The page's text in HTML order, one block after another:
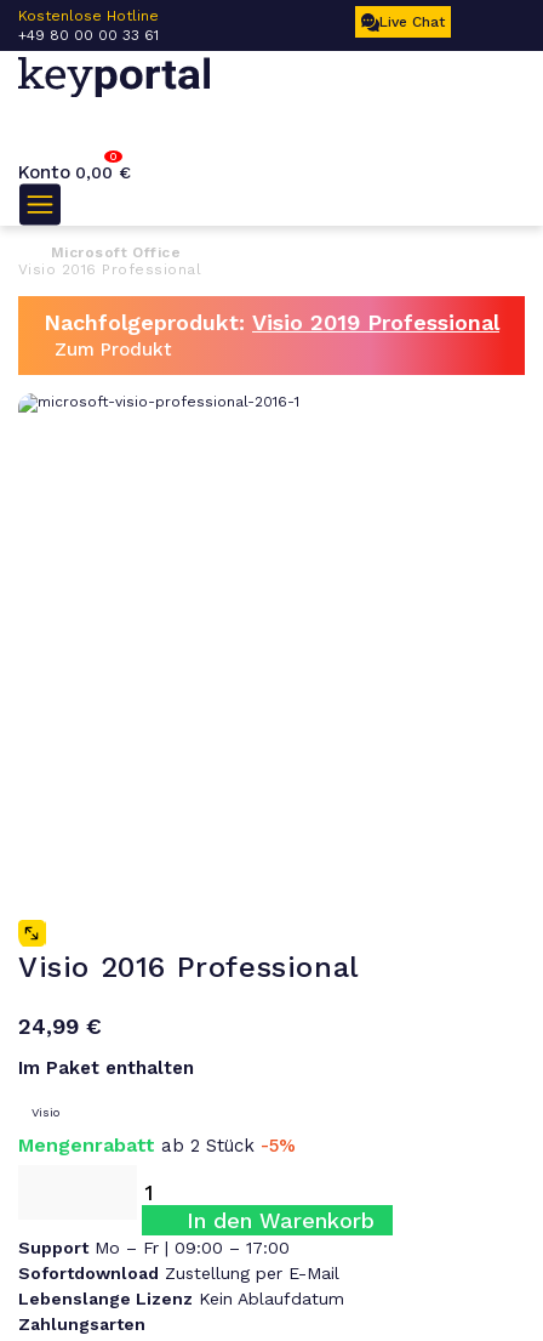
Kostenlose Hotline
+49 80 00 00 33 61
Live Chat
Konto
0
0,00 €
Microsoft Office
Visio 2016 Professional
Nachfolgeprodukt: Visio 2019 Professional
Zum Produkt
Visio 2016 Professional
24,99 €
Im Paket enthalten
Visio
Mengenrabatt ab 2 Stück -5%
In den Warenkorb
Support Mo – Fr | 09:00 – 17:00
Sofortdownload Zustellung per E-Mail
Lebenslange Lizenz Kein Ablaufdatum
Zahlungsarten